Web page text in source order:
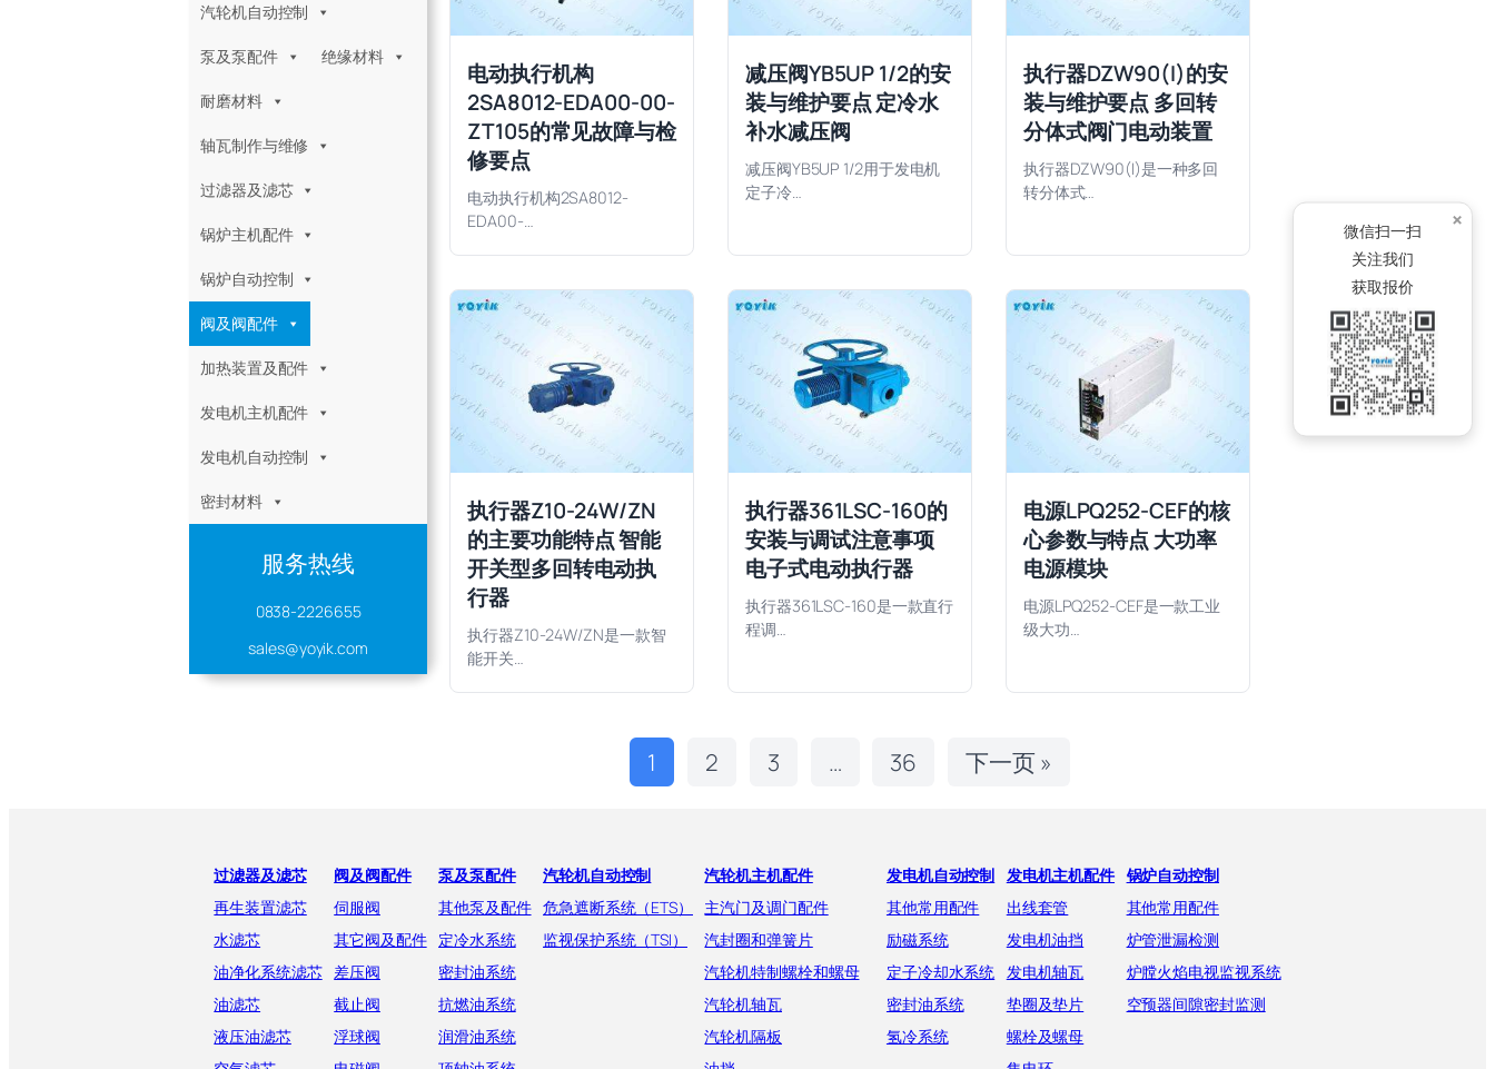
汽轮机自动控制
泵及泵配件 绝缘材料
耐磨材料
轴瓦制作与维修
过滤器及滤芯
锅炉主机配件
锅炉自动控制
阀及阀配件
加热装置及配件
发电机主机配件
发电机自动控制
密封材料
服务热线
0838-2226655
sales@yoyik.com
电动执行机构
2SA8012-EDA00-00-
ZT105的常见故障与检
修要点
电动执行机构2SA8012-
EDA00-…
减压阀YB5UP 1/2的安
装与维护要点 定冷水
补水减压阀
减压阀YB5UP 1/2用于发电机
定子冷…
执行器DZW90(I)的安
装与维护要点 多回转
分体式阀门电动装置
执行器DZW90(I)是一种多回
转分体式…
执行器Z10-24W/ZN
的主要功能特点 智能
开关型多回转电动执
行器
执行器Z10-24W/ZN是一款智
能开关…
执行器361LSC-160的
安装与调试注意事项
电子式电动执行器
执行器361LSC-160是一款直行
程调…
电源LPQ252-CEF的核
心参数与特点 大功率
电源模块
电源LPQ252-CEF是一款工业
级大功…
1 2 3 … 36 下一页 »
过滤器及滤芯
再生装置滤芯
水滤芯
油净化系统滤芯
油滤芯
液压油滤芯
阀及阀配件
伺服阀
其它阀及配件
差压阀
截止阀
浮球阀
泵及泵配件
其他泵及配件
定冷水系统
密封油系统
抗燃油系统
润滑油系统
汽轮机自动控制
危急遮断系统（ETS）
监视保护系统（TSI）
汽轮机主机配件
主汽门及调门配件
汽封圈和弹簧片
汽轮机特制螺栓和螺母
汽轮机轴瓦
汽轮机隔板
发电机自动控制
其他常用配件
励磁系统
定子冷却水系统
密封油系统
氢冷系统
发电机主机配件
出线套管
发电机油挡
发电机轴瓦
垫圈及垫片
螺栓及螺母
锅炉自动控制
其他常用配件
炉管泄漏检测
炉膛火焰电视监视系统
空预器间隙密封监测
×
微信扫一扫
关注我们
获取报价